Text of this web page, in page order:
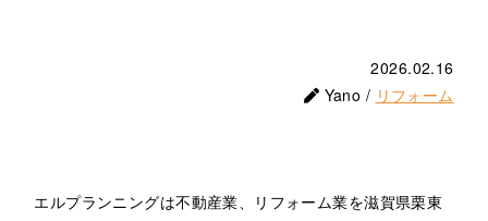
2026.02.16
Yano / リフォーム
エルプランニングは不動産業、リフォーム業を滋賀県栗東